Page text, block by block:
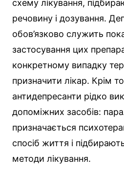
схему лікування,
речовину і дозування.
обов’язково служить
застосування цих
конкретному випадку
призначити лікар. Крім
антидепресанти рідко
допоміжних засобів:
призначається
спосіб життя і
методи лікування.